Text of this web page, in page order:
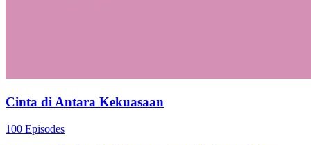
Cinta di Antara Kekuasaan
100 Episodes